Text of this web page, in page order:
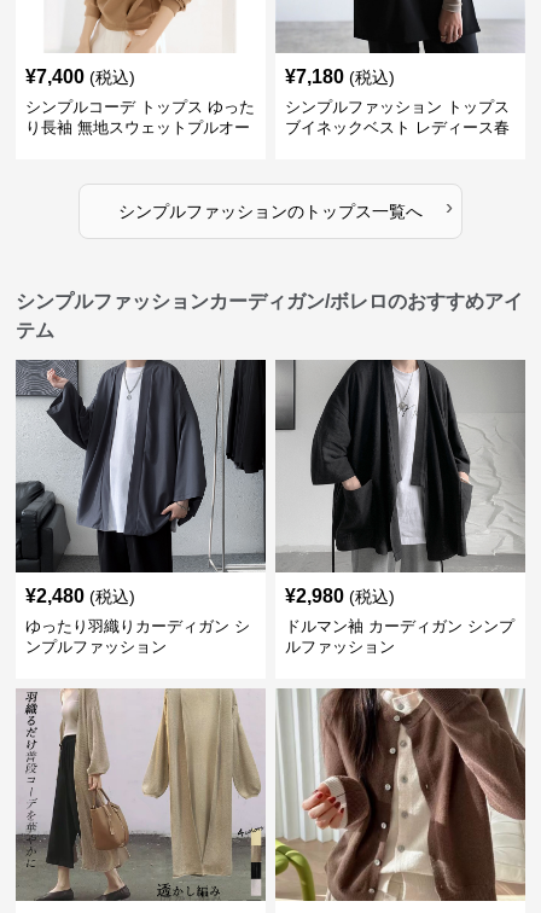
¥7,400 (税込)
シンプルコーデ トップス ゆった
り長袖 無地スウェットプルオー
¥7,180 (税込)
シンプルファッション トップス
ブイネックベスト レディース春
シンプルファッションのトップス一覧へ ›
シンプルファッションカーディガン/ボレロのおすすめアイ
テム
¥2,480 (税込)
ゆったり羽織りカーディガン シ
ンプルファッション
¥2,980 (税込)
ドルマン袖 カーディガン シンプ
ルファッション